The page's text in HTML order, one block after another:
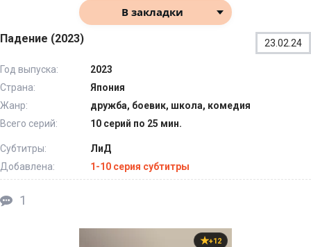
В закладки
Падение (2023) 23.02.24
Год выпуска:
2023
Страна:
Япония
Жанр:
дружба, боевик, школа, комедия
Всего серий:
10 серий по 25 мин.
Субтитры:
ЛиД
Добавлена:
1-10 серия субтитры
1
+12